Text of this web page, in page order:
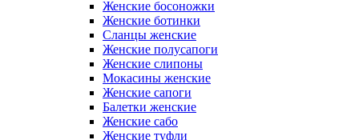
Женские босоножки
Женские ботинки
Сланцы женские
Женские полусапоги
Женские слипоны
Мокасины женские
Женские сапоги
Балетки женские
Женские сабо
Женские туфли